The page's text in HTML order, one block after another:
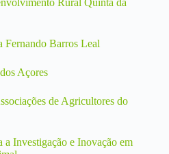
Rural Quinta da
Fernando Barros Leal
Açores
de Agricultores do
a Investigação e Inovação em